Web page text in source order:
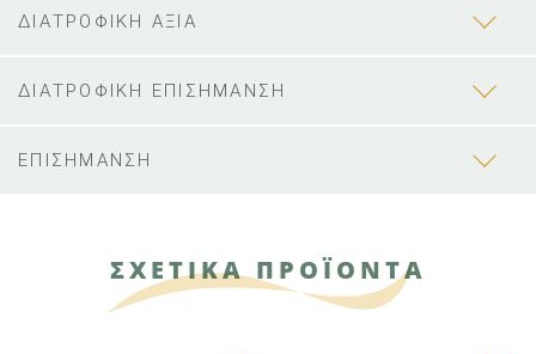
ΔΙΑΤΡΟΦΙΚΗ ΑΞΙΑ
ΔΙΑΤΡΟΦΙΚΗ ΕΠΙΣΗΜΑΝΣΗ
ΕΠΙΣΗΜΑΝΣΗ
ΣΧΕΤΙΚΑ ΠΡΟΪΟΝΤΑ